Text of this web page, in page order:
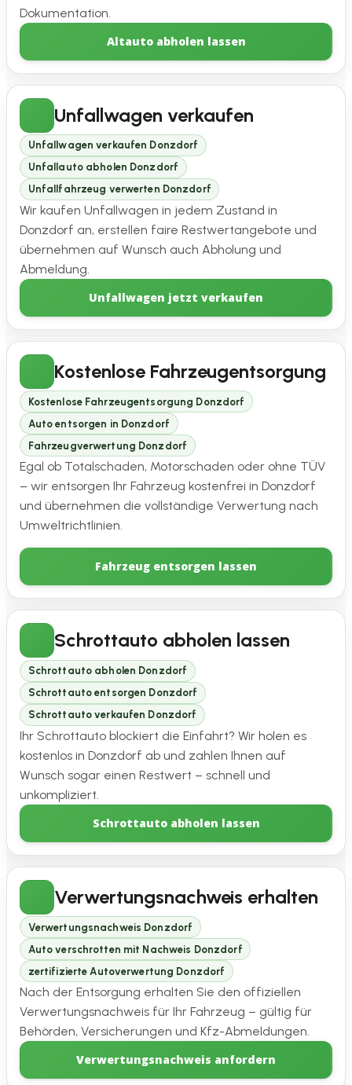
Dokumentation.
Altauto abholen lassen
Unfallwagen verkaufen
Unfallwagen verkaufen Donzdorf
Unfallauto abholen Donzdorf
Unfallfahrzeug verwerten Donzdorf
Wir kaufen Unfallwagen in jedem Zustand in
Donzdorf an, erstellen faire Restwertangebote und
übernehmen auf Wunsch auch Abholung und
Abmeldung.
Unfallwagen jetzt verkaufen
Kostenlose Fahrzeugentsorgung
Kostenlose Fahrzeugentsorgung Donzdorf
Auto entsorgen in Donzdorf
Fahrzeugverwertung Donzdorf
Egal ob Totalschaden, Motorschaden oder ohne TÜV
– wir entsorgen Ihr Fahrzeug kostenfrei in Donzdorf
und übernehmen die vollständige Verwertung nach
Umweltrichtlinien.
Fahrzeug entsorgen lassen
Schrottauto abholen lassen
Schrottauto abholen Donzdorf
Schrottauto entsorgen Donzdorf
Schrottauto verkaufen Donzdorf
Ihr Schrottauto blockiert die Einfahrt? Wir holen es
kostenlos in Donzdorf ab und zahlen Ihnen auf
Wunsch sogar einen Restwert – schnell und
unkompliziert.
Schrottauto abholen lassen
Verwertungsnachweis erhalten
Verwertungsnachweis Donzdorf
Auto verschrotten mit Nachweis Donzdorf
zertifizierte Autoverwertung Donzdorf
Nach der Entsorgung erhalten Sie den offiziellen
Verwertungsnachweis für Ihr Fahrzeug – gültig für
Behörden, Versicherungen und Kfz-Abmeldungen.
Verwertungsnachweis anfordern